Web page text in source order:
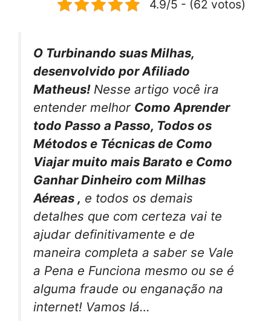
4.9/5 - (62 votos)
O Turbinando suas Milhas,
desenvolvido por Afiliado
Matheus! Nesse artigo você ira
entender melhor Como Aprender
todo Passo a Passo, Todos os
Métodos e Técnicas de Como
Viajar muito mais Barato e Como
Ganhar Dinheiro com Milhas
Aéreas , e todos os demais
detalhes que com certeza vai te
ajudar definitivamente e de
maneira completa a saber se Vale
a Pena e Funciona mesmo ou se é
alguma fraude ou enganação na
internet! Vamos lá…